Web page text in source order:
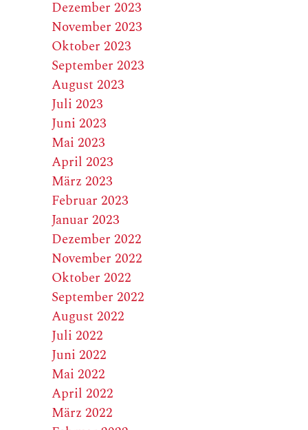
Dezember 2023
November 2023
Oktober 2023
September 2023
August 2023
Juli 2023
Juni 2023
Mai 2023
April 2023
März 2023
Februar 2023
Januar 2023
Dezember 2022
November 2022
Oktober 2022
September 2022
August 2022
Juli 2022
Juni 2022
Mai 2022
April 2022
März 2022